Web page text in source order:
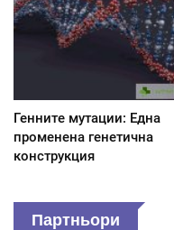
Генните мутации: Една
променена генетична
конструкция
Партньори